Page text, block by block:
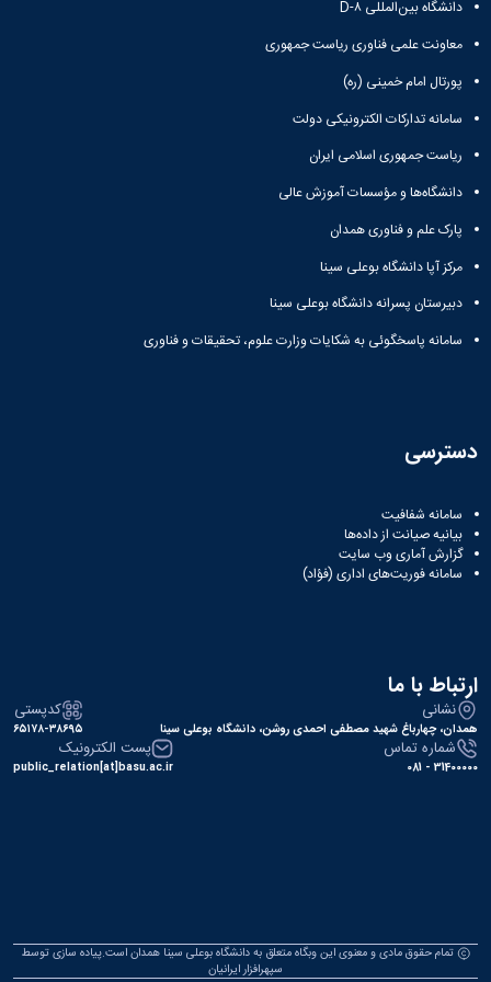
معظم
رهبری
دانشگاه
روابط
عمومی
دانشکده‌ها
شماره
تلفن‌ها
آموزش
کارکنان
تقویم
نظامنامه
اخلاق
دانش‌آموختگان
آزمایشگاه
شناسی
آزمایشگاه
هوش
ربات
بینایی
آزمایشگاه
پژوهش
کتابخانه
مرکزی
و
اسناد
علم
همایش‌ها
انتشارات
دانشگاه
نشر
معاونت
پژوهش
و
فناوری
و
حسابداری
رزن
صنایع
بهار
مجتمع
آموزش
عالی
فاطمیه
نهاوند
(ویژه
زمین
سالن‌های
ورزشی
تفریحی-
سیاحتی
دانشگاه
موزه
تاریخ
طبیعی
دانشگاه
(محمد)
دانشگاه بین‌المللی D-۸
معاونت علمی فناوری ریاست جمهوری
پورتال امام خمینی (ره)
سامانه تدارکات الکترونیکی دولت
ریاست جمهوری اسلامی ایران
دانشگاه‌ها و مؤسسات آموزش عالی
پارک علم و فناوری همدان
مرکز آپا دانشگاه بوعلی سینا
دبیرستان پسرانه دانشگاه بوعلی سینا
سامانه پاسخگوئی به شکایات وزارت علوم، تحقیقات و فناوری
دسترسی
سامانه شفافیت
بیانیه صیانت از داده‌ها
گزارش آماری وب‌ سایت
سامانه فوریت‌های اداری (فؤاد)
ارتباط با ما
نشانی
همدان، چهارباغ شهید مصطفی احمدی روشن، دانشگاه بوعلی سینا
کدپستی
۶۵۱۷۸-۳۸۶۹۵
شماره تماس
31400000 - 081
پست الکترونیک
public_relation[at]basu.ac.ir
تمام حقوق مادی و معنوی این وبگاه متعلق به دانشگاه بوعلی سینا همدان است.پیاده سازی توسط
سپهرافزار ایرانیان